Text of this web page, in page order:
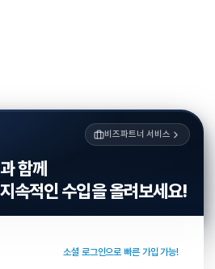
비즈파트너 서비스
함께
속적인 수입을 올려보세요!
소셜 로그인으로 빠른 가입 가능!